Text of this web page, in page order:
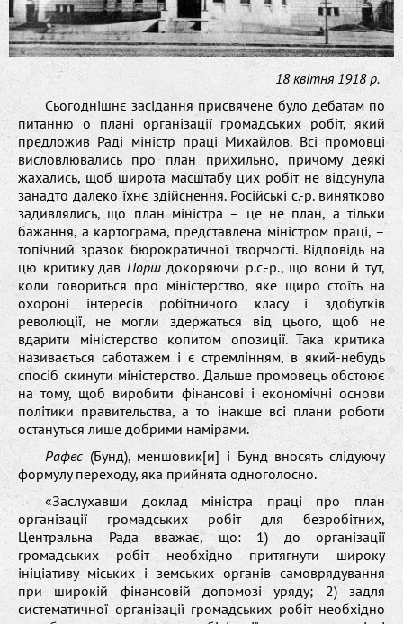
18 квітня 1918 р.
Сьогоднішнє засідання присвячене було дебатам по
питанню о плані організації громадських робіт, який
предложив Раді міністр праці Михайлов. Всі промовці
висловлювались про план прихильно, причому деякі
жахались, щоб широта масштабу цих робіт не відсунула
занадто далеко їхнє здійснення. Російські с.-р. винятково
задивлялись, що план міністра – це не план, а тільки
бажання, а картограма, представлена міністром праці, –
топічний зразок бюрократичної творчості. Відповідь на
цю критику дав Поршдокоряючи р.с.-р., що вони й тут,
коли говориться про міністерство, яке щиро стоїть на
охороні інтересів робітничого класу і здобутків
революції, не могли здержаться від цього, щоб не
вдарити міністерство копитом опозиції. Така критика
називається саботажем і є стремлінням, в який-небудь
спосіб скинути міністерство. Дальше промовець обстоює
на тому, щоб виробити фінансові і економічні основи
політики правительства, а то інакше всі плани роботи
остануться лише добрими намірами.
Рафес (Бунд), меншовик[и] і Бунд вносять слідуючу
формулу переходу, яка прийнята одноголосно.
«Заслухавши доклад міністра праці про план
організації громадських робіт для безробітних,
Центральна Рада вважає, що: 1) до організації
громадських робіт необхідно притягнути широку
ініціативу міських і земських органів самоврядування
при широкій фінансовій допомозі уряду; 2) задля
систематичної організації громадських робіт необхідно